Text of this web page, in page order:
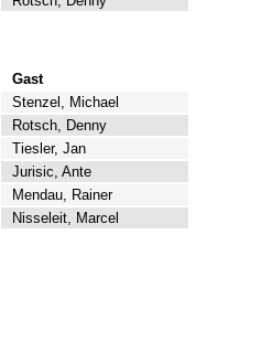
Gast
Stenzel, Michael
Rotsch, Denny
Tiesler, Jan
Jurisic, Ante
Mendau, Rainer
Nisseleit, Marcel